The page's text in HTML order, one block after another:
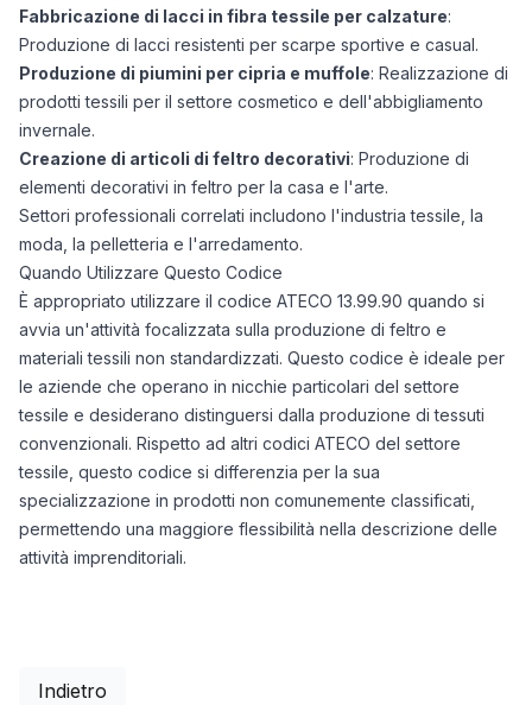
Fabbricazione di lacci in fibra tessile per calzature:
Produzione di lacci resistenti per scarpe sportive e casual.
Produzione di piumini per cipria e muffole: Realizzazione di
prodotti tessili per il settore cosmetico e dell'abbigliamento
invernale.
Creazione di articoli di feltro decorativi: Produzione di
elementi decorativi in feltro per la casa e l'arte.
Settori professionali correlati includono l'industria tessile, la
moda, la pelletteria e l'arredamento.
Quando Utilizzare Questo Codice
È appropriato utilizzare il codice ATECO 13.99.90 quando si
avvia un'attività focalizzata sulla produzione di feltro e
materiali tessili non standardizzati. Questo codice è ideale per
le aziende che operano in nicchie particolari del settore
tessile e desiderano distinguersi dalla produzione di tessuti
convenzionali. Rispetto ad altri codici ATECO del settore
tessile, questo codice si differenzia per la sua
specializzazione in prodotti non comunemente classificati,
permettendo una maggiore flessibilità nella descrizione delle
attività imprenditoriali.
Indietro